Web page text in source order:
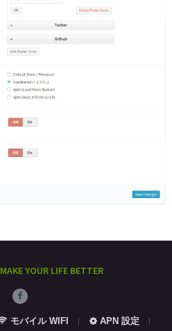
MAKE YOUR LIFE BETTER
モバイル WIFI APN 設定